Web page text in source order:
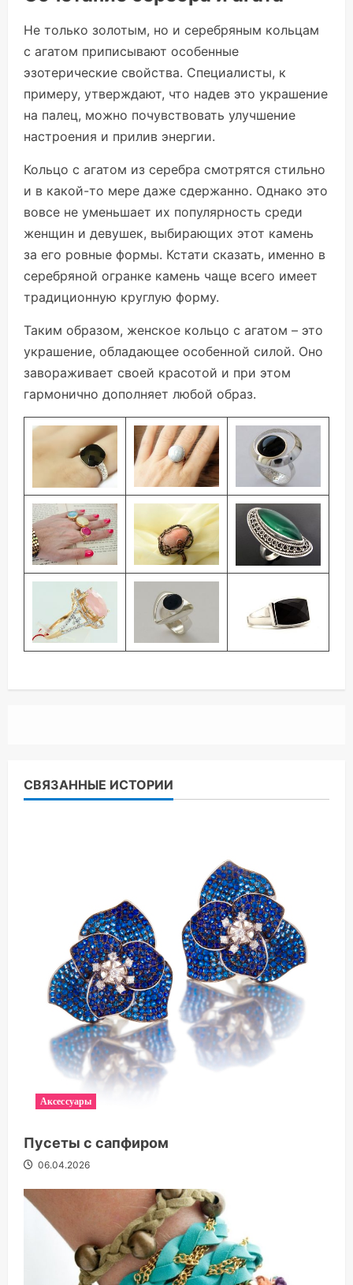
Не только золотым, но и серебряным кольцам
с агатом приписывают особенные
эзотерические свойства. Специалисты, к
примеру, утверждают, что надев это украшение
на палец, можно почувствовать улучшение
настроения и прилив энергии.
Кольцо с агатом из серебра смотрятся стильно
и в какой-то мере даже сдержанно. Однако это
вовсе не уменьшает их популярность среди
женщин и девушек, выбирающих этот камень
за его ровные формы. Кстати сказать, именно в
серебряной огранке камень чаще всего имеет
традиционную круглую форму.
Таким образом, женское кольцо с агатом – это
украшение, обладающее особенной силой. Оно
завораживает своей красотой и при этом
гармонично дополняет любой образ.
СВЯЗАННЫЕ ИСТОРИИ
Аксессуары
Пусеты с сапфиром
06.04.2026